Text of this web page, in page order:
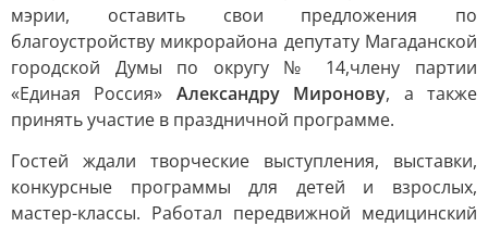
мэрии, оставить свои предложения по
благоустройству микрорайона депутату Магаданской
городской Думы по округу № 14,члену партии
«Единая Россия» Александру Миронову, а также
принять участие в праздничной программе.
Гостей ждали творческие выступления, выставки,
конкурсные программы для детей и взрослых,
мастер-классы. Работал передвижной медицинский